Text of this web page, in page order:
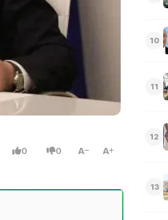
0 0 A A
10
11
12
13